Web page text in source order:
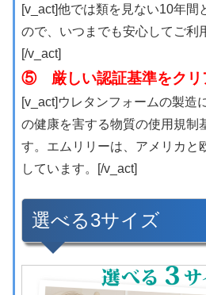
[v_act]他では類を見ない10年間
ので、いつまでも安心してご利
[/v_act]
⑤ 厳しい認証基準をクリ
[v_act]ウレタンフォームの製造
の健康を害する物質の使用規制
す。エムリリーは、アメリカと
しています。[/v_act]
選べる3サイズ